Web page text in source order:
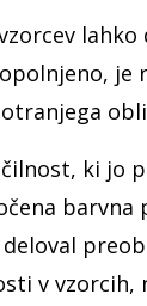
ki jo
barvna
v